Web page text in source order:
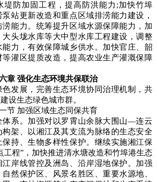
堤防加固工程，提高防洪能力;加快竹埠
站更新改造和重点区域排涝能力建设，
能力。统筹提升区域水源保障能力，加
头垅水库等大中型水库工程建设，调整
力，有效保障城乡供水。加快官庄、韶
等灌区提质改造，提高农业生产灌溉保障
章 强化生态环境共保联治
色发展，完善生态环境协同治理机制，共
设生态绿色城市群。
节 加强区域生态同保共育
体系。加强对以罗霄山余脉大围山—连云
架、以湘江及其支流为脉络的生态安全
保持、生物多样性保护。继续实施湘江保
工程”，加快推进清水塘改造和竹埠港生态
岸线管控及洲岛、沿岸湿地保护。加强
然保护区、风景名胜区、重要水源地、